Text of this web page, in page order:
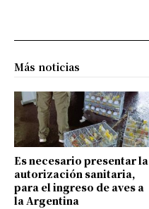
Más noticias
Es necesario presentar la
autorización sanitaria,
para el ingreso de aves a
la Argentina